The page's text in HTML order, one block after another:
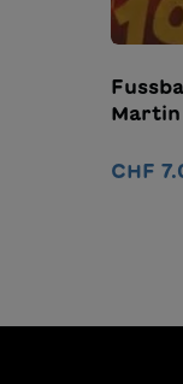
Martin
CHF